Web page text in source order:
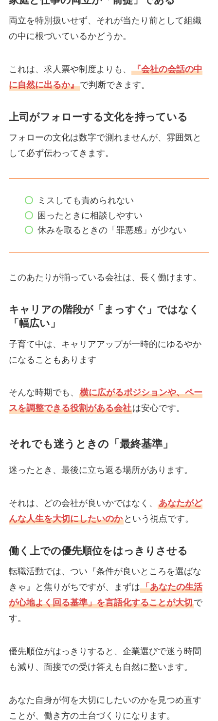
両立を特別扱いせず、それが当たり前として組織
の中に根づいているかどうか。
これは、求人票や制度よりも、 『会社の会話の中
に自然に出るか』で判断できます。
上司がフォローする文化を持っている
フォローの文化は数字で測れませんが、雰囲気と
して必ず伝わってきます。
ミスしても責められない
困ったときに相談しやすい
休みを取るときの「罪悪感」が少ない
このあたりが揃っている会社は、長く働けます。
キャリアの階段が「まっすぐ」ではなく
「幅広い」
子育て中は、キャリアアップが一時的にゆるやか
になることもあります
そんな時期でも、 横に広がるポジションや、ペー
スを調整できる役割がある会社は安心です。
それでも迷うときの「最終基準」
迷ったとき、最後に立ち返る場所があります。
それは、どの会社が良いかではなく、 あなたがど
んな人生を大切にしたいのかという視点です。
働く上での優先順位をはっきりさせる
転職活動では、つい『条件が良いところを選ばな
きゃ』と焦りがちですが、まずは「あなたの生活
が心地よく回る基準」を言語化することが大切で
す。
優先順位がはっきりすると、企業選びで迷う時間
も減り、面接での受け答えも自然に整います。
あなた自身が何を大切にしたいのかを見つめ直す
ことが、働き方の土台づくりになります。